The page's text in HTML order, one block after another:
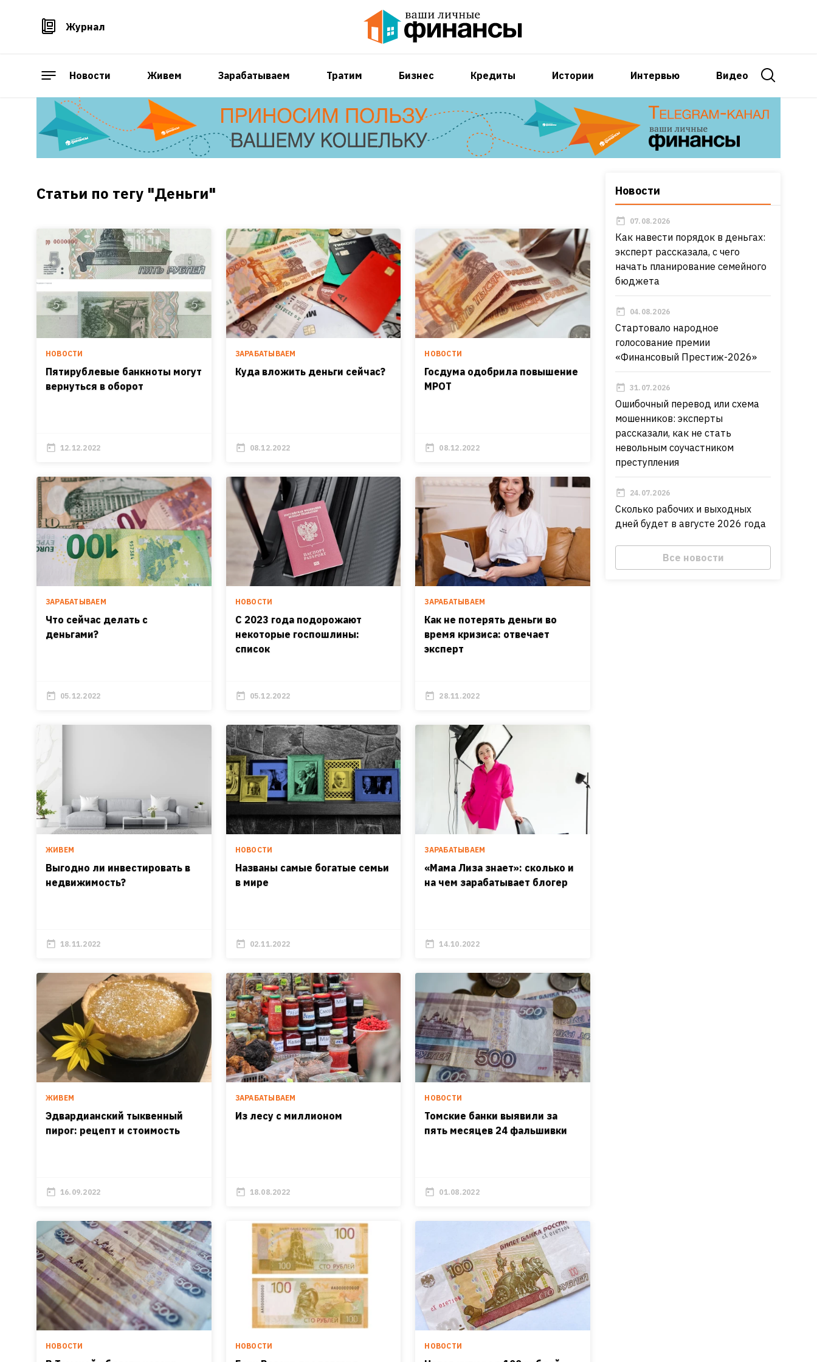
Журнал
Новости Живем Зарабатываем Тратим Бизнес Кредиты Истории Интервью Видео
Статьи по тегу "Деньги"
НОВОСТИ
Пятирублевые банкноты могут
вернуться в оборот
12.12.2022
ЗАРАБАТЫВАЕМ
Куда вложить деньги сейчас?
08.12.2022
НОВОСТИ
Госдума одобрила повышение
МРОТ
08.12.2022
ЗАРАБАТЫВАЕМ
Что сейчас делать с
деньгами?
05.12.2022
НОВОСТИ
C 2023 года подорожают
некоторые госпошлины:
список
05.12.2022
ЗАРАБАТЫВАЕМ
Как не потерять деньги во
время кризиса: отвечает
эксперт
28.11.2022
ЖИВЕМ
Выгодно ли инвестировать в
недвижимость?
18.11.2022
НОВОСТИ
Названы самые богатые семьи
в мире
02.11.2022
ЗАРАБАТЫВАЕМ
«Мама Лиза знает»: сколько и
на чем зарабатывает блогер
14.10.2022
ЖИВЕМ
Эдвардианский тыквенный
пирог: рецепт и стоимость
16.09.2022
ЗАРАБАТЫВАЕМ
Из лесу с миллионом
18.08.2022
НОВОСТИ
Томские банки выявили за
пять месяцев 24 фальшивки
01.08.2022
НОВОСТИ НОВОСТИ НОВОСТИ
Новости
07.08.2026
Как навести порядок в деньгах:
эксперт рассказала, с чего
начать планирование семейного
бюджета
04.08.2026
Стартовало народное
голосование премии
«Финансовый Престиж-2026»
31.07.2026
Ошибочный перевод или схема
мошенников: эксперты
рассказали, как не стать
невольным соучастником
преступления
24.07.2026
Сколько рабочих и выходных
дней будет в августе 2026 года
Все новости